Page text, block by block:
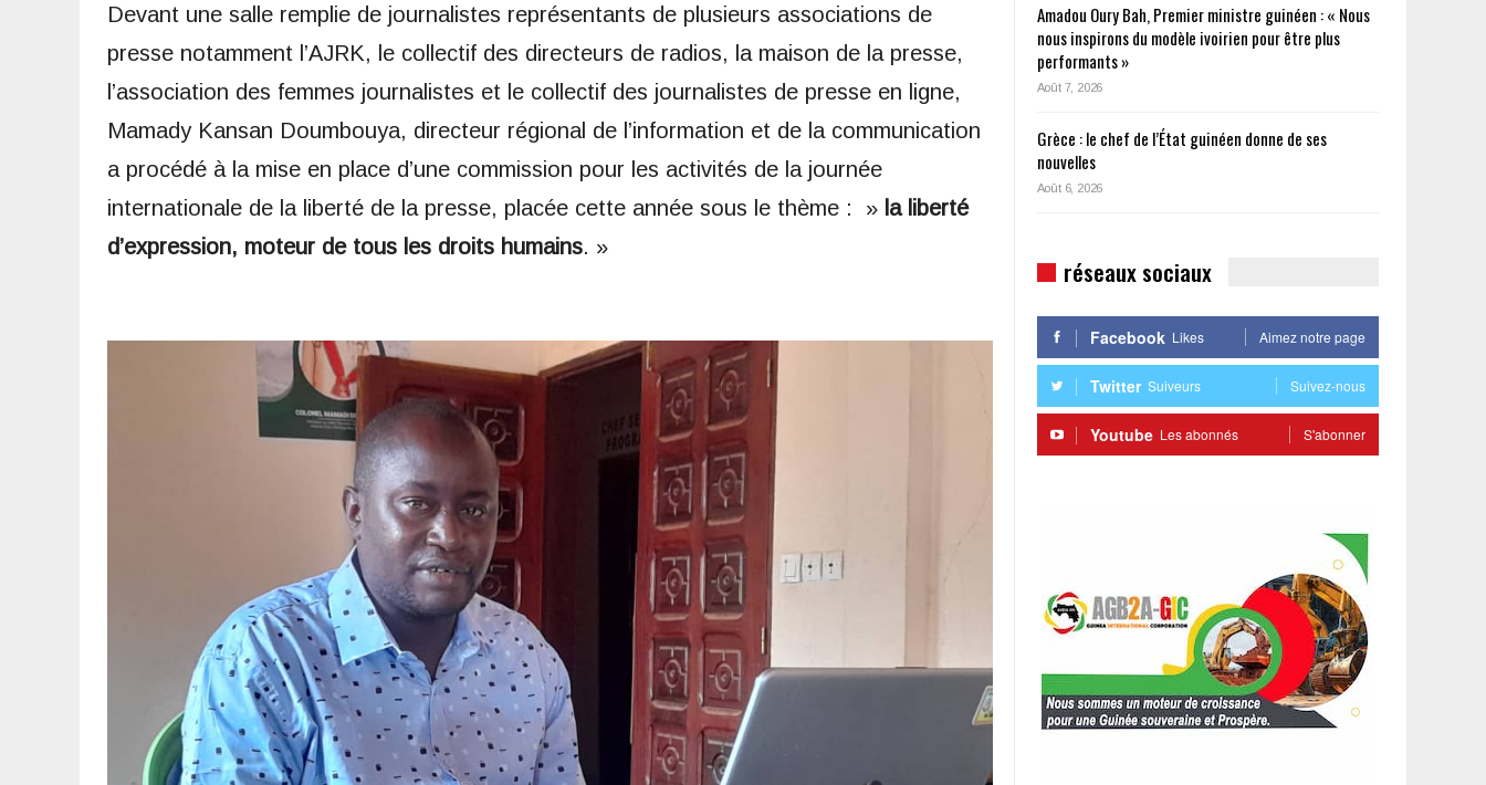
Devant une salle remplie de journalistes représentants de plusieurs associations de
presse notamment l’AJRK, le collectif des directeurs de radios, la maison de la presse,
l’association des femmes journalistes et le collectif des journalistes de presse en ligne,
Mamady Kansan Doumbouya, directeur régional de l’information et de la communication
a procédé à la mise en place d’une commission pour les activités de la journée
internationale de la liberté de la presse, placée cette année sous le thème : » la liberté
d’expression, moteur de tous les droits humains. »
Amadou Oury Bah, Premier ministre guinéen : « Nous
nous inspirons du modèle ivoirien pour être plus
performants »
Août 7, 2026
Grèce : le chef de l’État guinéen donne de ses
nouvelles
Août 6, 2026
réseaux sociaux
Facebook Likes Aimez notre page
Twitter Suiveurs Suivez-nous
Youtube Les abonnés S'abonner